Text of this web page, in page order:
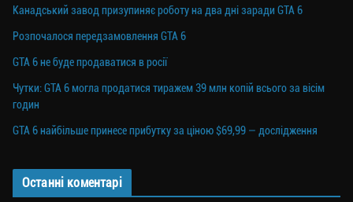
Канадський завод призупиняє роботу на два дні заради GTA 6
Розпочалося передзамовлення GTA 6
GTA 6 не буде продаватися в росії
Чутки: GTA 6 могла продатися тиражем 39 млн копій всього за вісім
годин
GTA 6 найбільше принесе прибутку за ціною $69,99 — дослідження
Останні коментарі